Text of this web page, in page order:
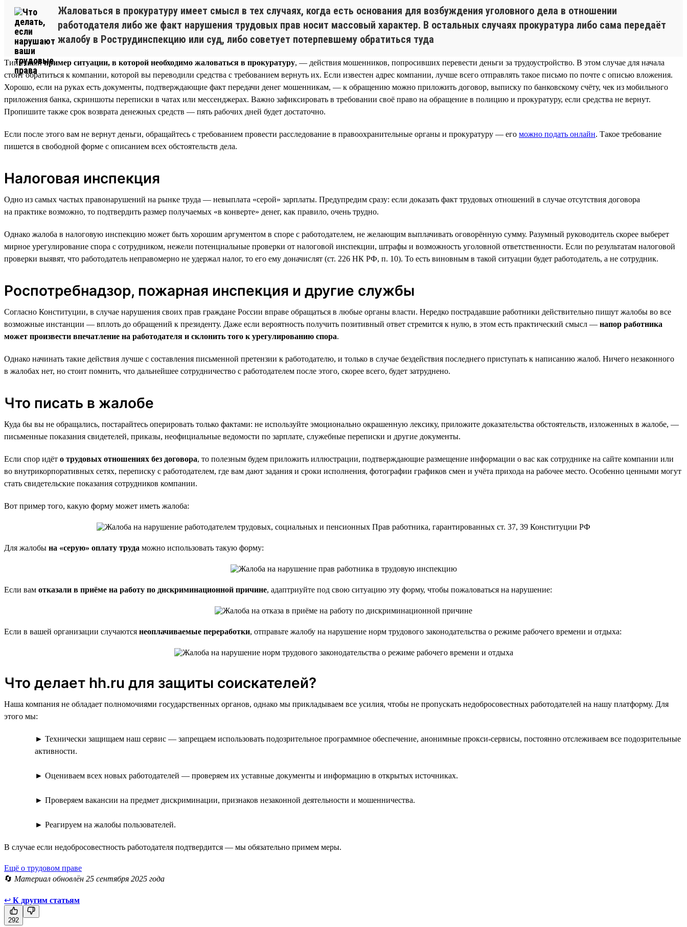
Жаловаться в прокуратуру имеет смысл в тех случаях, когда есть основания для возбуждения уголовного дела в отношении
работодателя либо же факт нарушения трудовых прав носит массовый характер. В остальных случаях прокуратура либо сама передаёт
жалобу в Рострудинспекцию или суд, либо советует потерпевшему обратиться туда
Типичныйпример ситуации, в которой необходимо жаловаться в прокуратуру, — действия мошенников, попросивших перевести деньги за трудоустройство. В этом случае для начала
стоит обратиться к компании, которой вы переводили средства с требованием вернуть их. Если известен адрес компании, лучше всего отправлять такое письмо по почте с описью вложения.
Хорошо, если на руках есть документы, подтверждающие факт передачи денег мошенникам, — к обращению можно приложить договор, выписку по банковскому счёту, чек из мобильного
приложения банка, скриншоты переписки в чатах или мессенджерах. Важно зафиксировать в требовании своё право на обращение в полицию и прокуратуру, если средства не вернут.
Пропишите также срок возврата денежных средств — пять рабочих дней будет достаточно.
Если после этого вам не вернут деньги, обращайтесь с требованием провести расследование в правоохранительные органы и прокуратуру — его можно подать онлайн. Такое требование
пишется в свободной форме с описанием всех обстоятельств дела.
Налоговая инспекция
Одно из самых частых правонарушений на рынке труда — невыплата «серой» зарплаты. Предупредим сразу: если доказать факт трудовых отношений в случае отсутствия договора
на практике возможно, то подтвердить размер получаемых «в конверте» денег, как правило, очень трудно.
Однако жалоба в налоговую инспекцию может быть хорошим аргументом в споре с работодателем, не желающим выплачивать оговорённую сумму. Разумный руководитель скорее выберет
мирное урегулирование спора с сотрудником, нежели потенциальные проверки от налоговой инспекции, штрафы и возможность уголовной ответственности. Если по результатам налоговой
проверки выявят, что работодатель неправомерно не удержал налог, то его ему доначислят (ст. 226 НК РФ, п. 10). То есть виновным в такой ситуации будет работодатель, а не сотрудник.
Роспотребнадзор, пожарная инспекция и другие службы
Согласно Конституции, в случае нарушения своих прав граждане России вправе обращаться в любые органы власти. Нередко пострадавшие работники действительно пишут жалобы во все
возможные инстанции — вплоть до обращений к президенту. Даже если вероятность получить позитивный ответ стремится к нулю, в этом есть практический смысл — напор работника
может произвести впечатление на работодателя и склонить того к урегулированию спора.
Однако начинать такие действия лучше с составления письменной претензии к работодателю, и только в случае бездействия последнего приступать к написанию жалоб. Ничего незаконного
в жалобах нет, но стоит помнить, что дальнейшее сотрудничество с работодателем после этого, скорее всего, будет затруднено.
Что писать в жалобе
Куда бы вы не обращались, постарайтесь оперировать только фактами: не используйте эмоционально окрашенную лексику, приложите доказательства обстоятельств, изложенных в жалобе, —
письменные показания свидетелей, приказы, неофициальные ведомости по зарплате, служебные переписки и другие документы.
Если спор идёт о трудовых отношениях без договора, то полезным будем приложить иллюстрации, подтверждающие размещение информации о вас как сотруднике на сайте компании или
во внутрикорпоративных сетях, переписку с работодателем, где вам дают задания и сроки исполнения, фотографии графиков смен и учёта прихода на рабочее место. Особенно ценными могут
стать свидетельские показания сотрудников компании.
Вот пример того, какую форму может иметь жалоба:
Для жалобы на «серую» оплату труда можно использовать такую форму:
Если вам отказали в приёме на работу по дискриминационной причине, адаптриуйте под свою ситуацию эту форму, чтобы пожаловаться на нарушение:
Если в вашей организации случаются неоплачиваемые переработки, отправьте жалобу на нарушение норм трудового законодательства о режиме рабочего времени и отдыха:
Что делает hh.ru для защиты соискателей?
Наша компания не обладает полномочиями государственных органов, однако мы прикладываем все усилия, чтобы не пропускать недобросовестных работодателей на нашу платформу. Для
этого мы:
► Технически защищаем наш сервис — запрещаем использовать подозрительное программное обеспечение, анонимные прокси-сервисы, постоянно отслеживаем все подозрительные
активности.
► Оцениваем всех новых работодателей — проверяем их уставные документы и информацию в открытых источниках.
► Проверяем вакансии на предмет дискриминации, признаков незаконной деятельности и мошенничества.
► Реагируем на жалобы пользователей.
В случае если недобросовестность работодателя подтвердится — мы обязательно примем меры.
Ещё о трудовом праве
🔄 Материал обновлён 25 сентября 2025 года
↩ К другим статьям
292